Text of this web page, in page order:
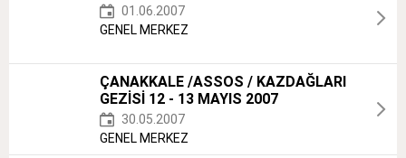
01.06.2007
GENEL MERKEZ
ÇANAKKALE /ASSOS / KAZDAĞLARI
GEZİSİ 12 - 13 MAYIS 2007
30.05.2007
GENEL MERKEZ